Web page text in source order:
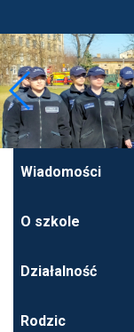
Wiadomości
O szkole
Działalność
Rodzic